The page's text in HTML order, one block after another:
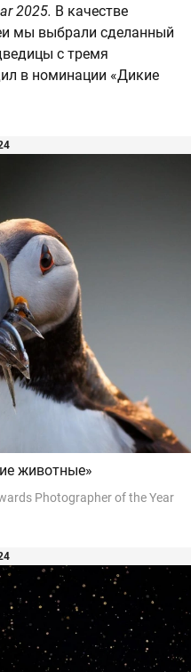
2025. В качестве
мы выбрали сделанный
с тремя
в номинации «Дикие
животные»
Photographer of the Year